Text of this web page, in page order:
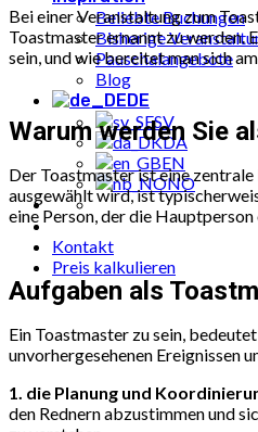
Beliebte Buchungen
Bisherige
Pauschalangebote
Blog
DE
SV
DA
EN
NO
Kontakt
Preis kalkulieren
Bei einer Veranstaltung zum
Toastmaster ernannt zu werden.
sein, und wie bereitet man sich
Warum werden Sie
Der Toastmaster ist eine
ausgewählt wird, ist
eine Person, der die
Aufgaben als
Ein Toastmaster zu sein,
unvorhergesehenen Ereignissen
1. die Planung und
den Rednern abzustimmen und